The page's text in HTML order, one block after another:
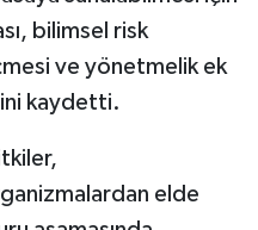
bilimsel risk
ve yönetmelik ek
kaydetti.
elde